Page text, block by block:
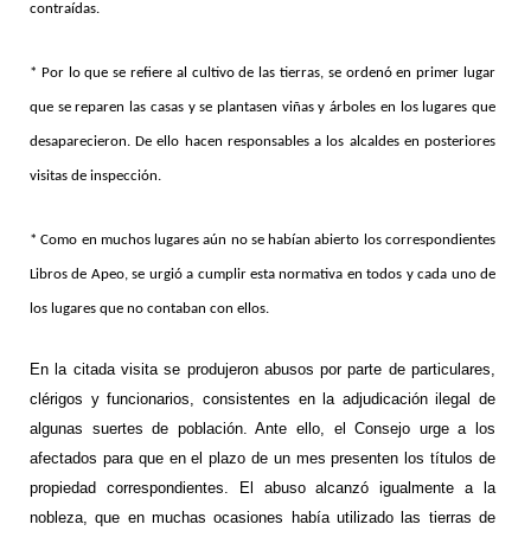
contraídas.
* Por lo que se refiere al cultivo de las tierras, se ordenó en primer lugar
que se reparen las casas y se plantasen viñas y árboles en los lugares que
desaparecieron. De ello hacen responsables a los alcaldes en posteriores
visitas de inspección.
* Como en muchos lugares aún no se habían abierto los correspondientes
Libros de Apeo, se urgió a cumplir esta normativa en todos y cada uno de
los lugares que no contaban con ellos.
En la citada visita se produjeron abusos por parte de particulares,
clérigos y funcionarios, consistentes en la adjudicación ilegal de
algunas suertes de población. Ante ello, el Consejo urge a los
afectados para que en el plazo de un mes presenten los títulos de
propiedad correspondientes. El abuso alcanzó igualmente a la
nobleza, que en muchas ocasiones había utilizado las tierras de